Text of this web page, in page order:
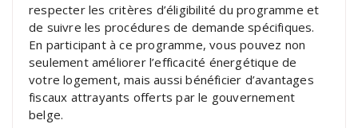
respecter les critères d’éligibilité du programme et
de suivre les procédures de demande spécifiques.
En participant à ce programme, vous pouvez non
seulement améliorer l’efficacité énergétique de
votre logement, mais aussi bénéficier d’avantages
fiscaux attrayants offerts par le gouvernement
belge.